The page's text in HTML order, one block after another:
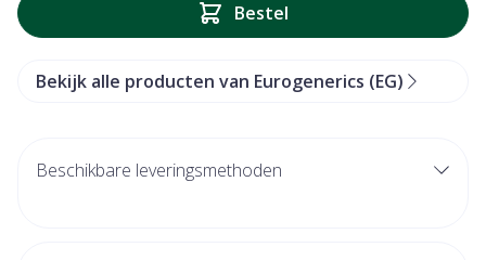
Bestel
Bekijk alle producten van Eurogenerics (EG)
Beschikbare leveringsmethoden